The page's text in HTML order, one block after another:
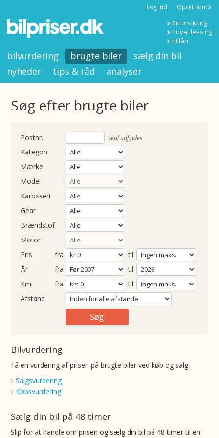
Log ind Opret konto
Bilforsikring
Privat leasing
Billån
bilvurdering brugte biler
sælg din bil
nyheder
tips & råd analyser
Søg efter brugte biler
Skal udfyldes
Kategori
Mærke
Model
Karosseri
Gear
Brændstof
Motor
Pris
fra
til
fra
til
fra
til
Afstand
Bilvurdering
Få en vurdering af prisen på brugte biler ved køb og salg.
Salgsvurdering
Købsvurdering
Sælg din bil på 48 timer
Slip for at handle om prisen og sælg din bil på 48 timer til en